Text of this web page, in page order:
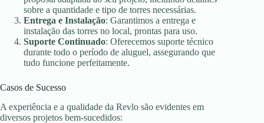
sobre a quantidade e tipo de torres necessárias.
Entrega e Instalação: Garantimos a entrega e
instalação das torres no local, prontas para uso.
Suporte Continuado: Oferecemos suporte técnico
durante todo o período de aluguel, assegurando que
tudo funcione perfeitamente.
Casos de Sucesso
A experiência e a qualidade da Revlo são evidentes em
diversos projetos bem-sucedidos: